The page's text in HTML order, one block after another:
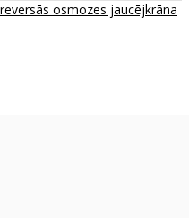
osmozes jaucējkrāna